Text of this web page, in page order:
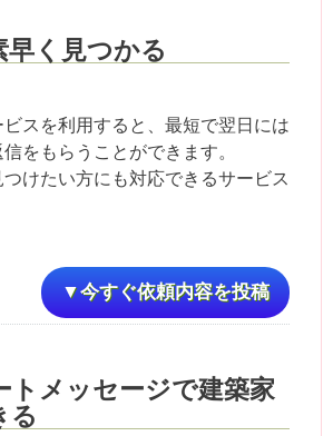
く見つかる
スを利用すると、最短で翌日には
をもらうことができます。
けたい方にも対応できるサービス
▼今すぐ依頼内容を投稿
トメッセージで建築家
る